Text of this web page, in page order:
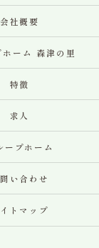
会社概要
ホーム 森津の里
特徴
求人
ープホーム
い合わせ
トマップ